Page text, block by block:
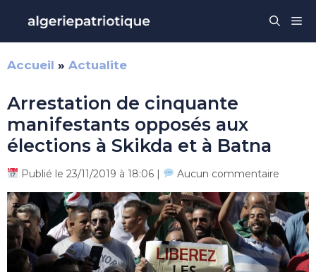
contenu
Accueil » Actualite
Arrestation de cinquante
manifestants opposés aux
élections à Skikda et à Batna
Publié le 23/11/2019 à 18:06 | Aucun commentaire